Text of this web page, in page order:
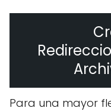
Para una mayor